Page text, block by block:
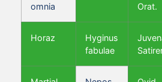
omnia
Orat.
Horaz
Hyginus
fabulae